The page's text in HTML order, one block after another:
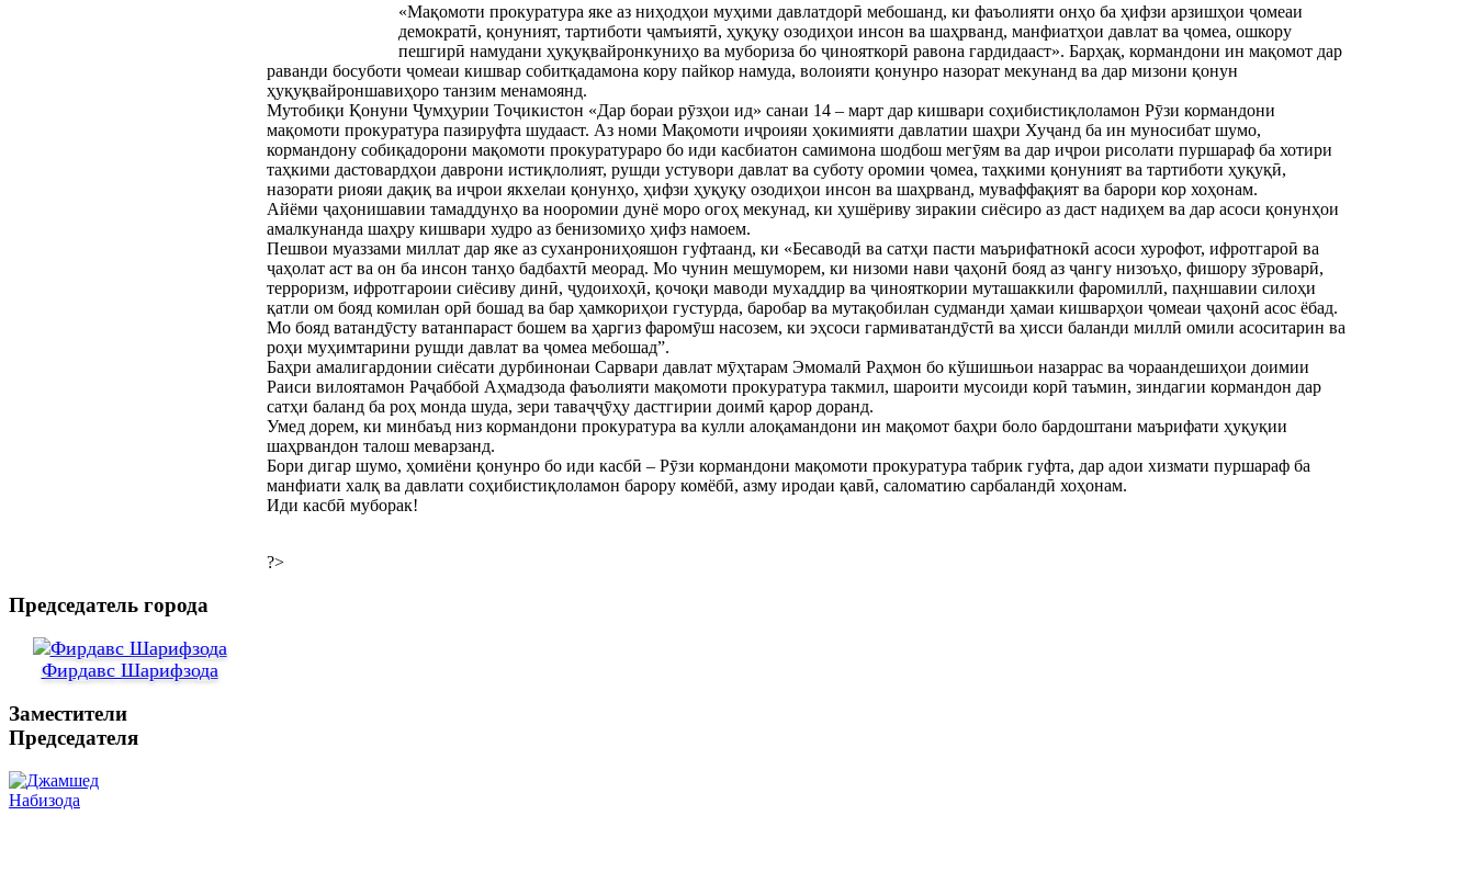
«Мақомоти прокуратура яке аз ниҳодҳои муҳими давлатдорӣ мебошанд, ки фаъолияти онҳо ба ҳифзи арзишҳои ҷомеаи
демократӣ, қонуният, тартиботи ҷамъиятӣ, ҳуқуқу озодиҳои инсон ва шаҳрванд, манфиатҳои давлат ва ҷомеа, ошкору
пешгирӣ намудани ҳуқуқвайронкуниҳо ва мубориза бо ҷинояткорӣ равона гардидааст». Барҳақ, кормандони ин мақомот дар
раванди босуботи ҷомеаи кишвар собитқадамона кору пайкор намуда, волоияти қонунро назорат мекунанд ва дар мизони қонун
ҳуқуқвайроншавиҳоро танзим менамоянд.
Мутобиқи Қонуни Ҷумҳурии Тоҷикистон «Дар бораи рӯзҳои ид» санаи 14 – март дар кишвари соҳибистиқлоламон Рӯзи кормандони
мақомоти прокуратура пазируфта шудааст. Аз номи Мақомоти иҷроияи ҳокимияти давлатии шаҳри Хуҷанд ба ин муносибат шумо,
кормандону собиқадорони мақомоти прокуратураро бо иди касбиатон самимона шодбош мегӯям ва дар иҷрои рисолати пуршараф ба хотири
таҳкими дастовардҳои даврони истиқлолият, рушди устувори давлат ва суботу оромии ҷомеа, таҳкими қонуният ва тартиботи ҳуқуқӣ,
назорати риояи дақиқ ва иҷрои якхелаи қонунҳо, ҳифзи ҳуқуқу озодиҳои инсон ва шаҳрванд, муваффақият ва барори кор хоҳонам.
Айёми ҷаҳонишавии тамаддунҳо ва нооромии дунё моро огоҳ мекунад, ки ҳушёриву зиракии сиёсиро аз даст надиҳем ва дар асоси қонунҳои
амалкунанда шаҳру кишвари худро аз бенизомиҳо ҳифз намоем.
Пешвои муаззами миллат дар яке аз суханрониҳояшон гуфтаанд, ки «Бесаводӣ ва сатҳи пасти маърифатнокӣ асоси хурофот, ифротгароӣ ва
ҷаҳолат аст ва он ба инсон танҳо бадбахтӣ меорад. Мо чунин мешуморем, ки низоми нави ҷаҳонӣ бояд аз ҷангу низоъҳо, фишору зӯроварӣ,
терроризм, ифротгароии сиёсиву динӣ, ҷудоихоҳӣ, қочоқи маводи мухаддир ва ҷинояткории муташаккили фаромиллӣ, паҳншавии силоҳи
қатли ом бояд комилан орӣ бошад ва бар ҳамкориҳои густурда, баробар ва мутақобилан судманди ҳамаи кишварҳои ҷомеаи ҷаҳонӣ асос ёбад.
Мо бояд ватандӯсту ватанпараст бошем ва ҳаргиз фаромӯш насозем, ки эҳсоси гармиватандӯстӣ ва ҳисси баланди миллӣ омили асоситарин ва
роҳи муҳимтарини рушди давлат ва ҷомеа мебошад”.
Баҳри амалигардонии сиёсати дурбинонаи Сарвари давлат мӯҳтарам Эмомалӣ Раҳмон бо кўшишњои назаррас ва чораандешиҳои доимии
Раиси вилоятамон Раҷаббой Аҳмадзода фаъолияти мақомоти прокуратура такмил, шароити мусоиди корӣ таъмин, зиндагии кормандон дар
сатҳи баланд ба роҳ монда шуда, зери таваҷҷӯҳу дастгирии доимӣ қарор доранд.
Умед дорем, ки минбаъд низ кормандони прокуратура ва кулли алоқамандони ин мақомот баҳри боло бардоштани маърифати ҳуқуқии
шаҳрвандон талош меварзанд.
Бори дигар шумо, ҳомиёни қонунро бо иди касбӣ – Рӯзи кормандони мақомоти прокуратура табрик гуфта, дар адои хизмати пуршараф ба
манфиати халқ ва давлати соҳибистиқлоламон барору комёбӣ, азму иродаи қавӣ, саломатию сарбаландӣ хоҳонам.
Иди касбӣ муборак!
?>
Председатель города
Фирдавс Шарифзода
Заместители
Председателя